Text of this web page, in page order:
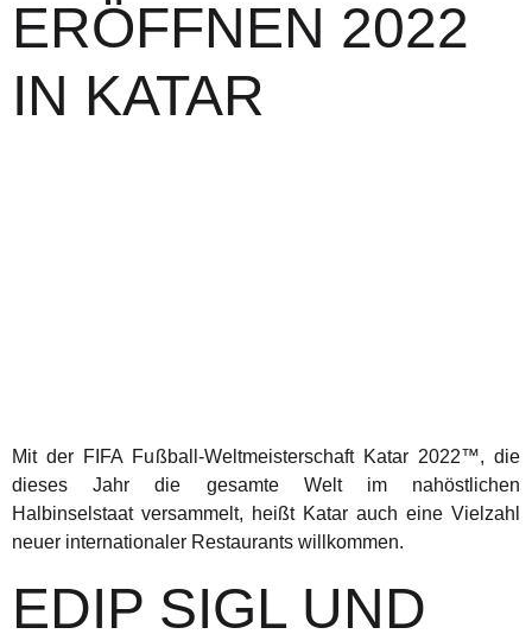
ERÖFFNEN 2022
IN KATAR
Mit der FIFA Fußball-Weltmeisterschaft Katar 2022™, die
dieses Jahr die gesamte Welt im nahöstlichen
Halbinselstaat versammelt, heißt Katar auch eine Vielzahl
neuer internationaler Restaurants willkommen.
EDIP SIGL UND